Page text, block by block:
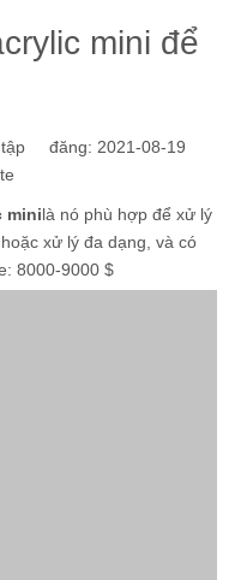
mini để
đăng: 2021-08-19
minilà nó phù hợp để xử lý
xử lý đa dạng, và có
8000-9000 $